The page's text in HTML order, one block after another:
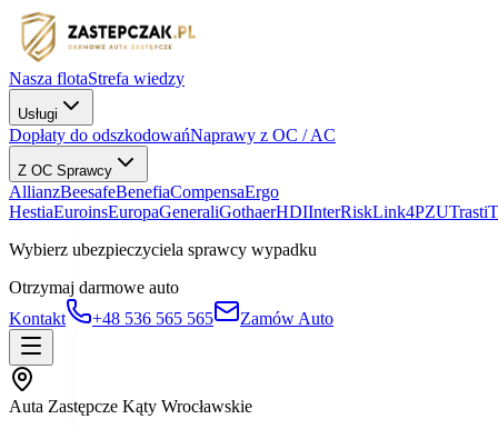
Nasza flotaStrefa wiedzy
Usługi
Dopłaty do odszkodowańNaprawy z OC / AC
Z OC Sprawcy
AllianzBeesafeBenefiaCompensaErgo
HestiaEuroinsEuropaGeneraliGothaerHDIInterRiskLink4PZUTrasti
Wybierz ubezpieczyciela sprawcy wypadku
Otrzymaj darmowe auto
Kontakt
+48 536 565 565 Zamów Auto
Auta Zastępcze Kąty Wrocławskie